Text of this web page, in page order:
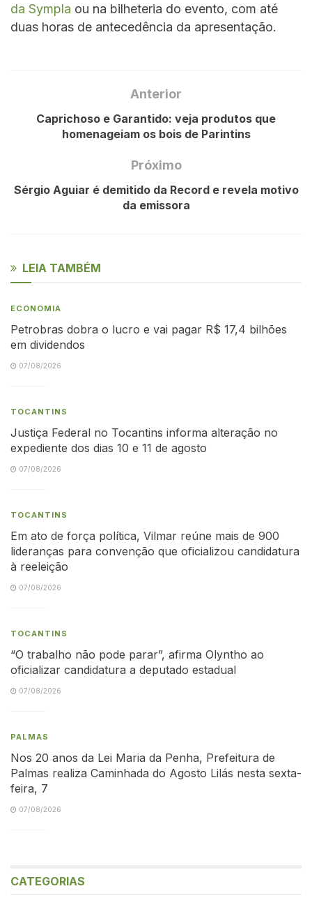
da Sympla ou na bilheteria do evento, com até
duas horas de antecedência da apresentação.
Anterior
Caprichoso e Garantido: veja produtos que
homenageiam os bois de Parintins
Próximo
Sérgio Aguiar é demitido da Record e revela motivo
da emissora
LEIA TAMBÉM
ECONOMIA
Petrobras dobra o lucro e vai pagar R$ 17,4 bilhões
em dividendos
07/08/2026
TOCANTINS
Justiça Federal no Tocantins informa alteração no
expediente dos dias 10 e 11 de agosto
07/08/2026
TOCANTINS
Em ato de força política, Vilmar reúne mais de 900
lideranças para convenção que oficializou candidatura
à reeleição
07/08/2026
TOCANTINS
“O trabalho não pode parar”, afirma Olyntho ao
oficializar candidatura a deputado estadual
07/08/2026
PALMAS
Nos 20 anos da Lei Maria da Penha, Prefeitura de
Palmas realiza Caminhada do Agosto Lilás nesta sexta-
feira, 7
07/08/2026
CATEGORIAS